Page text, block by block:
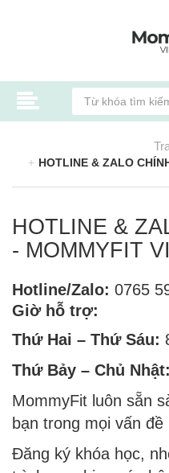
HOTLINE & ZALO
HOTLINE &
- MOMMYFIT
Hotline/Zalo: 0765
Giờ hỗ trợ:
Thứ Hai – Thứ Sáu:
Thứ Bảy – Chủ Nhật:
MommyFit luôn sẵn
bạn trong mọi vấn đề
Đăng ký khóa học,